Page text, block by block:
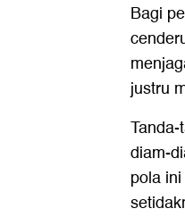
Bagi
justru
diam-
pola